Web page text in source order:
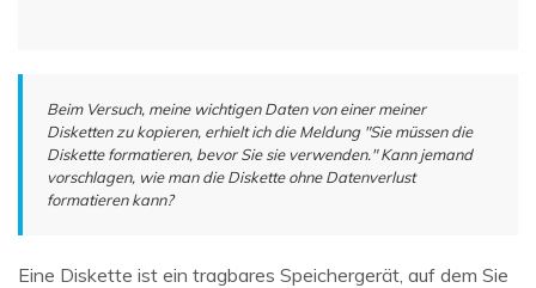
Beim Versuch, meine wichtigen Daten von einer meiner
Disketten zu kopieren, erhielt ich die Meldung "Sie müssen die
Diskette formatieren, bevor Sie sie verwenden." Kann jemand
vorschlagen, wie man die Diskette ohne Datenverlust
formatieren kann?
Eine Diskette ist ein tragbares Speichergerät, auf dem Sie